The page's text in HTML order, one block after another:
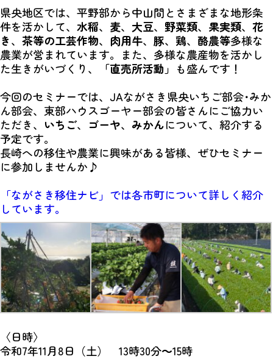
県央地区では、平野部から中山間とさまざまな地形条
件を活かして、 水稲、 麦、 大豆、 野菜類、 果実類、 花
き、 茶等の工芸作物、 肉用牛、 豚、 鶏、 酪農等多様な
農業が営まれています。また、多様な農産物を活かし
た生きがいづくり、
「直売所活動」 も盛んです！
今回のセミナーでは、JAながさき県央いちご部会･みか
ん部会、東部ハウスゴーヤー部会の皆さんにご協力い
ただき、 いちご、 ゴーヤ、 みかんについて、紹介する
予定です。
長崎への移住や農業に興味がある皆様、ぜひセミナー
に参加しませんか♪
「ながさき移住ナビ」では各市町について詳しく紹介
しています。
〈日時〉
令和7年11月8日（土） 13時30分～15時